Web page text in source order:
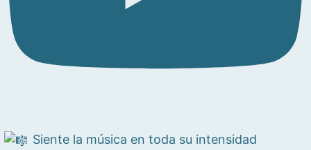
Siente la música en toda su intensidad